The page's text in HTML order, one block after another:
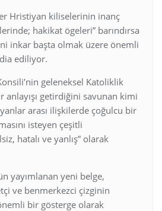
Hristiyan kiliselerinin inanç
hakikat ögeleri” barındırsa
inkar başta olmak üzere önemli
ediliyor.
geleneksel Katoliklik
anlayışı getirdiğini savunan kimi
arası ilişkilerde çoğulcu bir
isteyen çeşitli
hatalı ve yanlış” olarak
yayımlanan yeni belge,
ve benmerkezci çizginin
bir gösterge olarak